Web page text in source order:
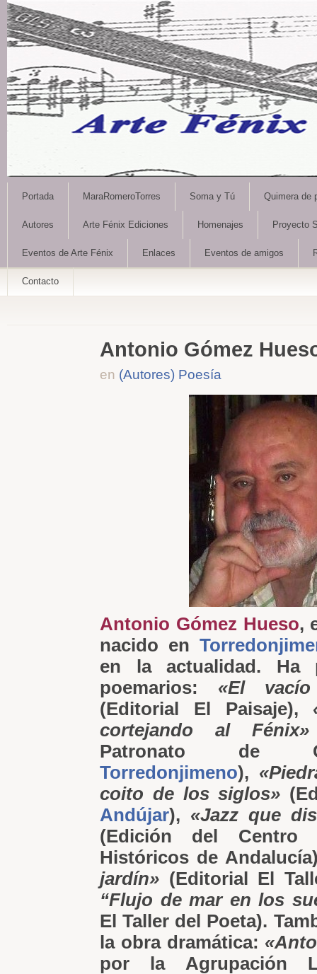
Portada MaraRomeroTorres Soma y Tú Quimera de
Autores Arte Fénix Ediciones Homenajes Proyecto
Eventos de Arte Fénix Enlaces Eventos de amigos
Contacto
Antonio Gómez
en (Autores) Poesía
Antonio Gómez Hueso,
nacido en
en la actualidad. Ha
poemarios: «El
(Editorial El Paisaje),
cortejando al Fénix»
Patronato de
Torredonjimeno),
coito de los siglos»
Andújar), «Jazz que
(Edición del Centro
Históricos de
jardín» (Editorial El
“Flujo de mar en los
El Taller del Poeta).
la obra dramática:
por la Agrupación